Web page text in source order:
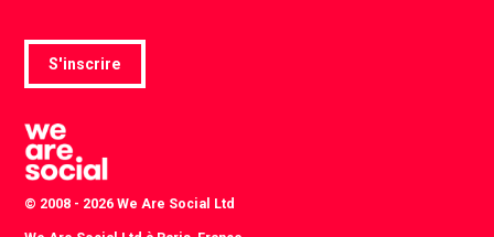
S'inscrire
© 2008 - 2026 We Are Social Ltd